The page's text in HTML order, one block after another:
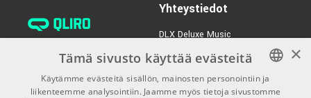
Yhteystiedot
DLX Deluxe Music
verkkokaupan asiakaspalvelu:
tilaus@dlxmusic.fi
Puh: 0207 282240 (arkisin klo
FINNISH
×
Tämä sivusto käyttää evästeitä
Käytämme evästeitä sisällön, mainosten personointiin ja
liikenteemme analysointiin. Jaamme myös tietoja sivustomme